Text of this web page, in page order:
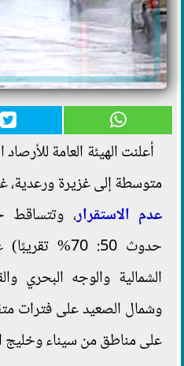
أعلنت الهيئة العامة
متوسطة إلى غزيرة ورعدية،
عدم الاستقرار، وتتساقط
حدوث 50:
الشمالية والوجه البحري
وشمال الصعيد على فترات
على مناطق من سيناء